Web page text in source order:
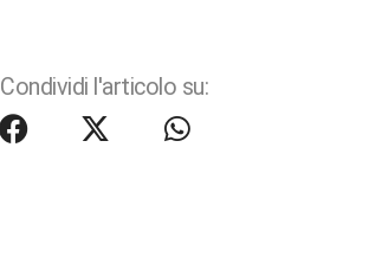
Condividi l'articolo su: